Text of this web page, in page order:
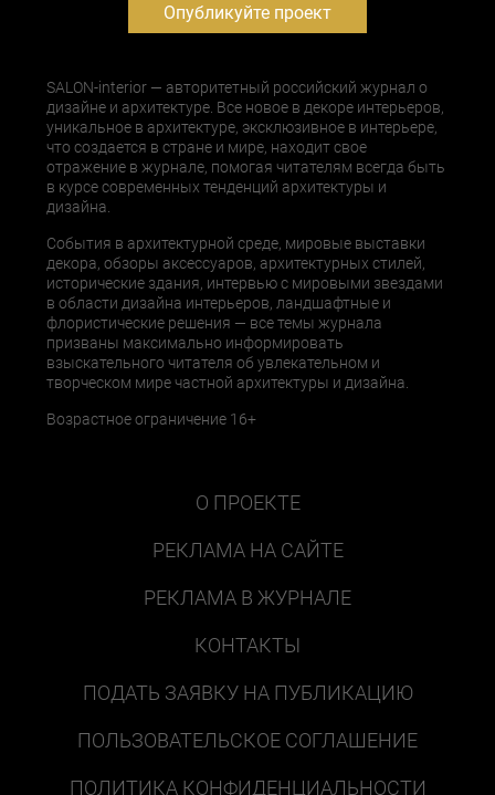
Опубликуйте проект
SALON-interior — авторитетный российский журнал о
дизайне и архитектуре. Все новое в декоре интерьеров,
уникальное в архитектуре, эксклюзивное в интерьере,
что создается в стране и мире, находит свое
отражение в журнале, помогая читателям всегда быть
в курсе современных тенденций архитектуры и
дизайна.
События в архитектурной среде, мировые выставки
декора, обзоры аксессуаров, архитектурных стилей,
исторические здания, интервью с мировыми звездами
в области дизайна интерьеров, ландшафтные и
флористические решения — все темы журнала
призваны максимально информировать
взыскательного читателя об увлекательном и
творческом мире частной архитектуры и дизайна.
Возрастное ограничение 16+
О ПРОЕКТЕ
РЕКЛАМА НА САЙТЕ
РЕКЛАМА В ЖУРНАЛЕ
КОНТАКТЫ
ПОДАТЬ ЗАЯВКУ НА ПУБЛИКАЦИЮ
ПОЛЬЗОВАТЕЛЬСКОЕ СОГЛАШЕНИЕ
ПОЛИТИКА КОНФИДЕНЦИАЛЬНОСТИ